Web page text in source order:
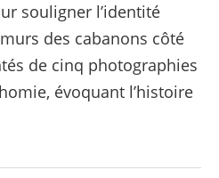
souligner l’identité
des cabanons côté
de cinq photographies
évoquant l’histoire